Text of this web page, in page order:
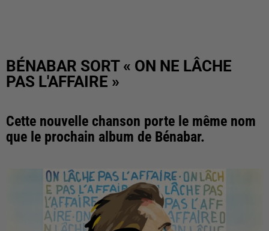
BÉNABAR SORT « ON NE LÂCHE
PAS L'AFFAIRE »
Cette nouvelle chanson porte le même nom
que le prochain album de Bénabar.